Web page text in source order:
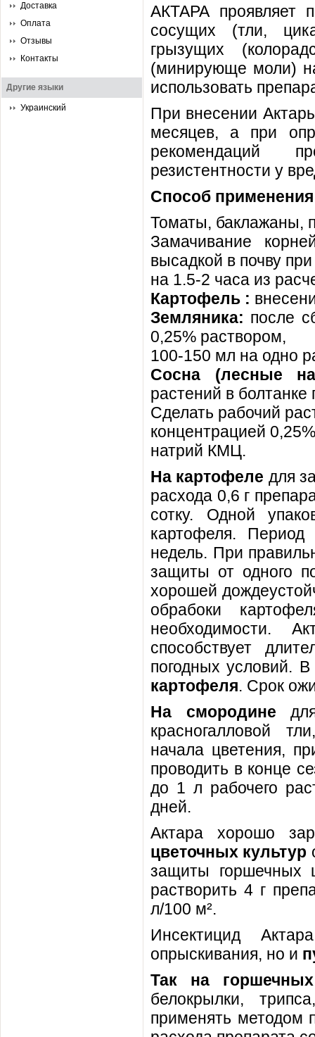
Доставка
Оплата
Отзывы
Контакты
Другие языки
Украинский
АКТАРА проявляет
сосущих (тли,
грызущих
(минирующе моли)
использовать
При внесении
месяцев, а при
рекомендаций
резистентности у
Способ
Томаты, баклажаны,
Замачивание
высадкой в почву
на 1.5-2 часа из
Картофель :
Земляника: после
0,25% раствором,
100-150 мл на одно
Сосна (лесные
растений в
Сделать рабочий
концентрацией
натрий КМЦ.
На картофеле для
расхода 0,6 г
сотку. Одной
картофеля. Период
недель. При
защиты от одного
хорошей
обрабоки
необходимости.
способствует
погодных условий.
картофеля. Срок
На смородине
красногалловой
начала цветения,
проводить в конце
до 1 л рабочего
дней.
Актара хорошо
цветочных культур
защиты горшечных
растворить 4 г
л/100 м².
Инсектицид
опрыскивания, но и
Так на
белокрылки,
применять методом